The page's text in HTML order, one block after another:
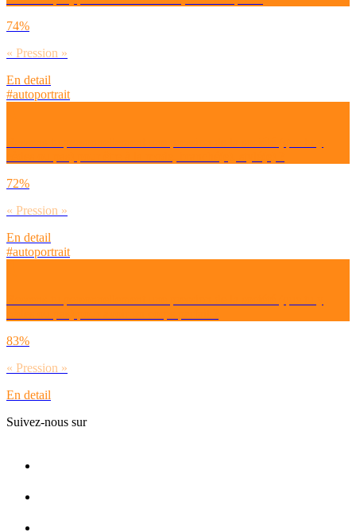
74%
« Pression »
En detail
#autoportrait
72%
« Pression »
En detail
#autoportrait
83%
« Pression »
En detail
Suivez-nous sur